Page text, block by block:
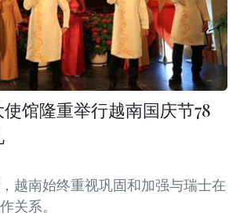
馆隆重举行越南国庆节78
越南始终重视巩固和加强与瑞士在
关系。